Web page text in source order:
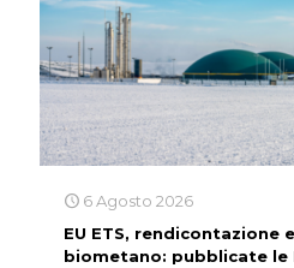
6 Agosto 2026
EU ETS, rendicontazione
biometano: pubblicate le